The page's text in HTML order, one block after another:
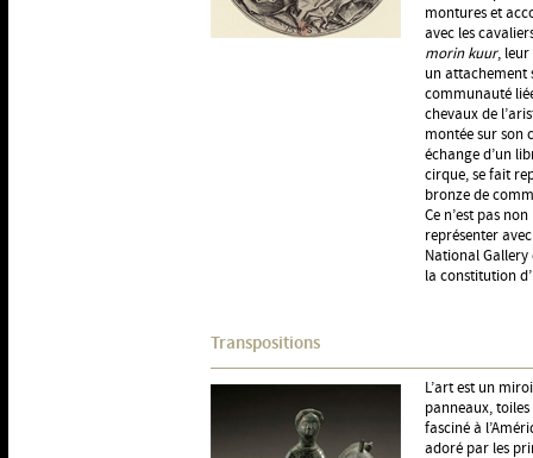
montures et
avec les
morin kuur, leur
un attachement
communauté
chevaux de
montée sur son
échange d’un
cirque, se fait
bronze de
Ce n’est pas
représenter
National Gallery
la constitution
Transpositions
L’art est un
panneaux, toiles
fasciné à
adoré par les